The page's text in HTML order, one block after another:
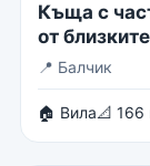
Къща с
от
📍 Балчик
🏠 Вила📐 166